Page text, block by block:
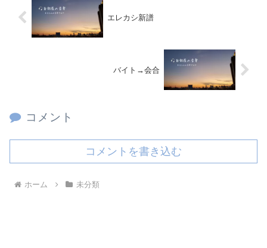
エレカシ新譜
バイト→会合
コメント
コメントを書き込む
ホーム 未分類